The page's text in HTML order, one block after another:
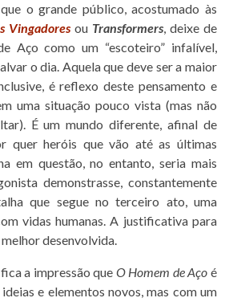
o grande público, acostumado às
Vingadores ou Transformers, deixe de
Aço como um “escoteiro” infalível,
o dia. Aquela que deve ser a maior
é reflexo deste pensamento e
uma situação pouco vista (mas não
É um mundo diferente, afinal de
quer heróis que vão até as últimas
em questão, no entanto, seria mais
demonstrasse, constantemente
que segue no terceiro ato, uma
vidas humanas. A justificativa para
desenvolvida.
a impressão que O Homem de Aço é
e elementos novos, mas com um